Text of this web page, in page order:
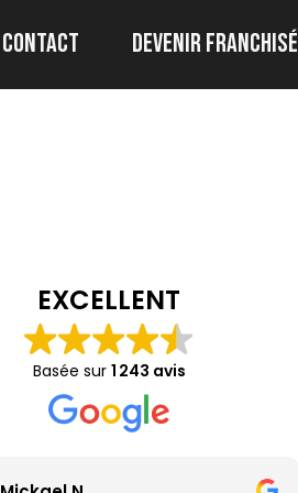
Contact Devenir franchisé
EXCELLENT
Basée sur 1 243 avis